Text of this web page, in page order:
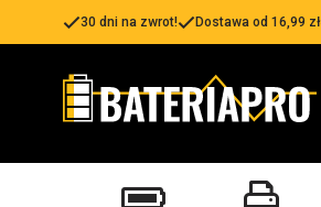
30 dni na zwrot! Dostawa od 16,99 zł